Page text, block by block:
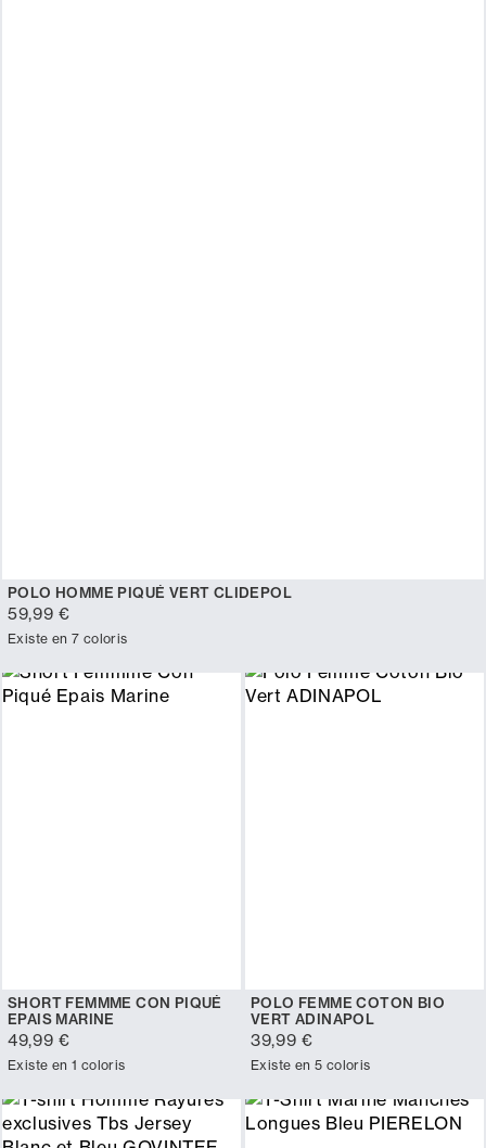
POLO HOMME PIQUÉ VERT CLIDEPOL
59,99 €
Existe en 7 coloris
SHORT FEMMME CON PIQUÉ
EPAIS MARINE
49,99 €
Existe en 1 coloris
POLO FEMME COTON BIO
VERT ADINAPOL
39,99 €
Existe en 5 coloris